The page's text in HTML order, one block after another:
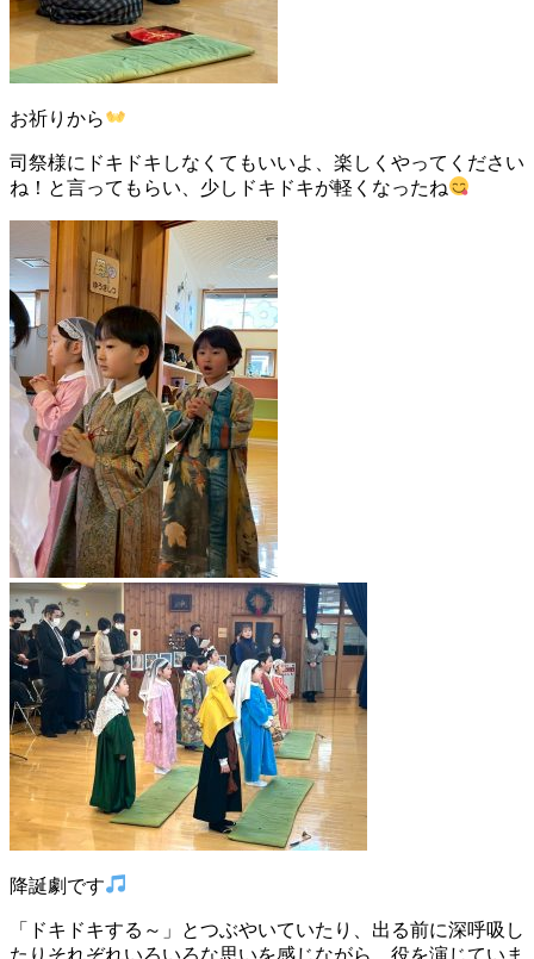
お祈りから
司祭様にドキドキしなくてもいいよ、楽しくやってください
ね！と言ってもらい、少しドキドキが軽くなったね
降誕劇です
「ドキドキする～」とつぶやいていたり、出る前に深呼吸し
たりそれぞれいろいろな思いを感じながら、役を演じていま